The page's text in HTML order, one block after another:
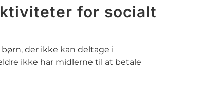
for socialt
der ikke kan deltage i
ikke har midlerne til at betale